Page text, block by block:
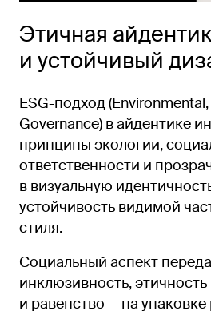
Этичная
и устойчивый
ESG-подход
Governance) в айдентике
принципы экологии,
ответственности и
в визуальную
устойчивость видимой
стиля.
Социальный аспект
инклюзивность,
и равенство — на